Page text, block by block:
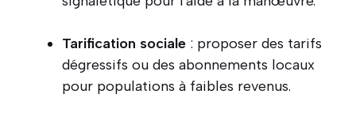
Tarification sociale : proposer des tarifs
dégressifs ou des abonnements locaux
pour populations à faibles revenus.